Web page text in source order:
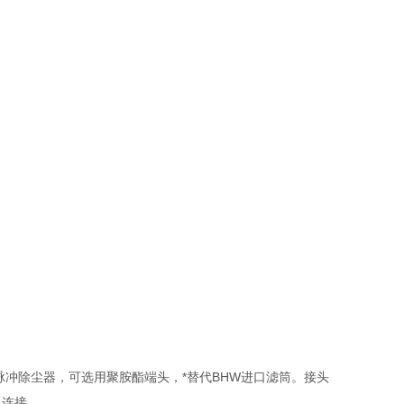
除尘器，可选用聚胺酯端头，*替代BHW进口滤筒。接头